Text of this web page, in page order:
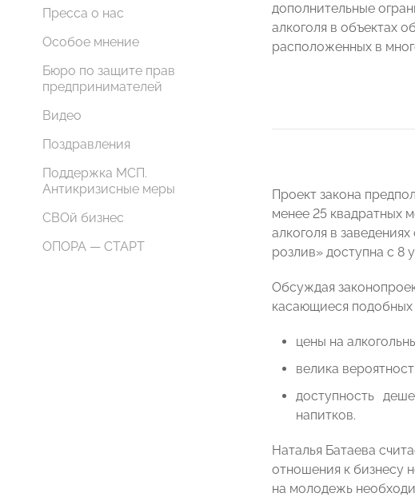
Пресса о нас
Особое мнение
Бюро по защите прав
предпринимателей
Видео
Поздравления
Поддержка МСП.
Антикризисные меры
СВОй бизнес
ОПОРА — СТАРТ
дополнительные
алкоголя в объектах
расположенных в
Проект закона
менее 25 квадратных
алкоголя в
розлив» доступна с 8
Обсуждая
касающиеся подобных
цены на
велика
доступность
напитков.
Наталья Батаева
отношения к бизнесу
на молодежь